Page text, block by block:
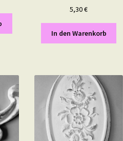
5,30€
In den Warenkorb